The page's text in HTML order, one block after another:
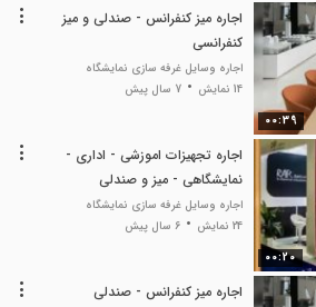
00:39
اجاره میز کنفرانس - صندلی و میز
کنفرانسی
اجاره وسایل غرفه سازی نمایشگاه
14 نمایش
7 سال پیش
00:20
اجاره تجهیزات اموزشی - اداری -
نمایشگاهی - میز و صندلی
اجاره وسایل غرفه سازی نمایشگاه
24 نمایش
6 سال پیش
اجاره میز کنفرانس - صندلی